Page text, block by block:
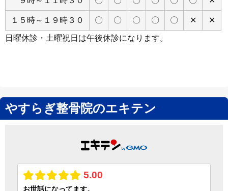
１５時～１９時３０ 〇 〇 〇 〇 〇 ✕ ✕
日曜休診・土曜祝日は午後休診になります。
やすらぎ整骨院のエキテン